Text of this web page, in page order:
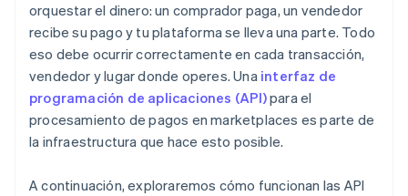
orquestar el dinero: un comprador paga, un vendedor
recibe su pago y tu plataforma se lleva una parte. Todo
eso debe ocurrir correctamente en cada transacción,
vendedor y lugar donde operes. Una interfaz de
programación de aplicaciones (API)para el
procesamiento de pagos en marketplaces es parte de
la infraestructura que hace esto posible.
A continuación, exploraremos cómo funcionan las API